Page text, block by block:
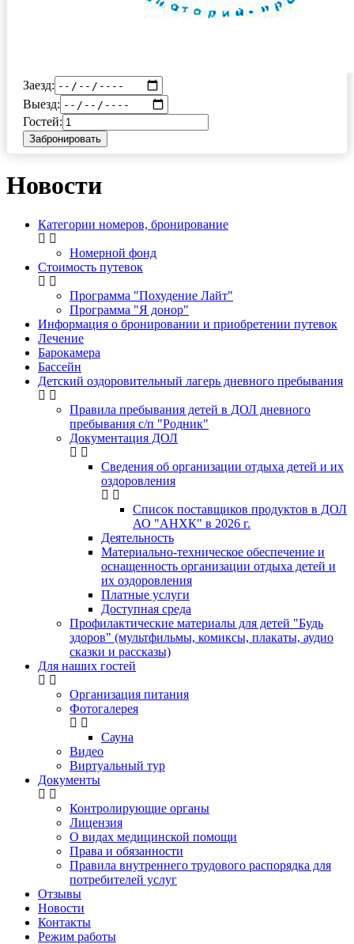
Заезд:
Выезд:
Гостей:
Забронировать
Новости
Категории номеров, бронирование
Номерной фонд
Стоимость путевок
Программа "Похудение Лайт"
Программа "Я донор"
Информация о бронировании и приобретении путевок
Лечение
Барокамера
Бассейн
Детский оздоровительный лагерь дневного пребывания
Правила пребывания детей в ДОЛ дневного
пребывания с/п "Родник"
Документация ДОЛ
Сведения об организации отдыха детей и их
оздоровления
Список поставщиков продуктов в ДОЛ
АО "АНХК" в 2026 г.
Деятельность
Материально-техническое обеспечение и
оснащенность организации отдыха детей и
их оздоровления
Платные услуги
Доступная среда
Профилактические материалы для детей "Будь
здоров" (мультфильмы, комиксы, плакаты, аудио
сказки и рассказы)
Для наших гостей
Организация питания
Фотогалерея
Сауна
Видео
Виртуальный тур
Документы
Контролирующие органы
Лицензия
О видах медицинской помощи
Права и обязанности
Правила внутреннего трудового распорядка для
потребителей услуг
Отзывы
Новости
Контакты
Режим работы